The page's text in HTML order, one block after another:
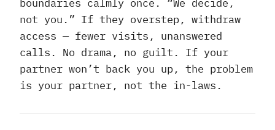
boundaries calmly once. “We decide,
not you.” If they overstep, withdraw
access — fewer visits, unanswered
calls. No drama, no guilt. If your
partner won’t back you up, the problem
is your partner, not the in-laws.